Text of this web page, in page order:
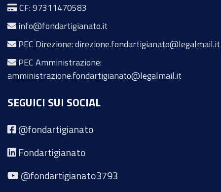
CF: 97311470583
info@fondartigianato.it
PEC Direzione: direzione.fondartigianato@legalmail.it
PEC Amministrazione:
amministrazione.fondartigianato@legalmail.it
SEGUICI SUI SOCIAL
@fondartigianato
Fondartigianato
@fondartigianato3793